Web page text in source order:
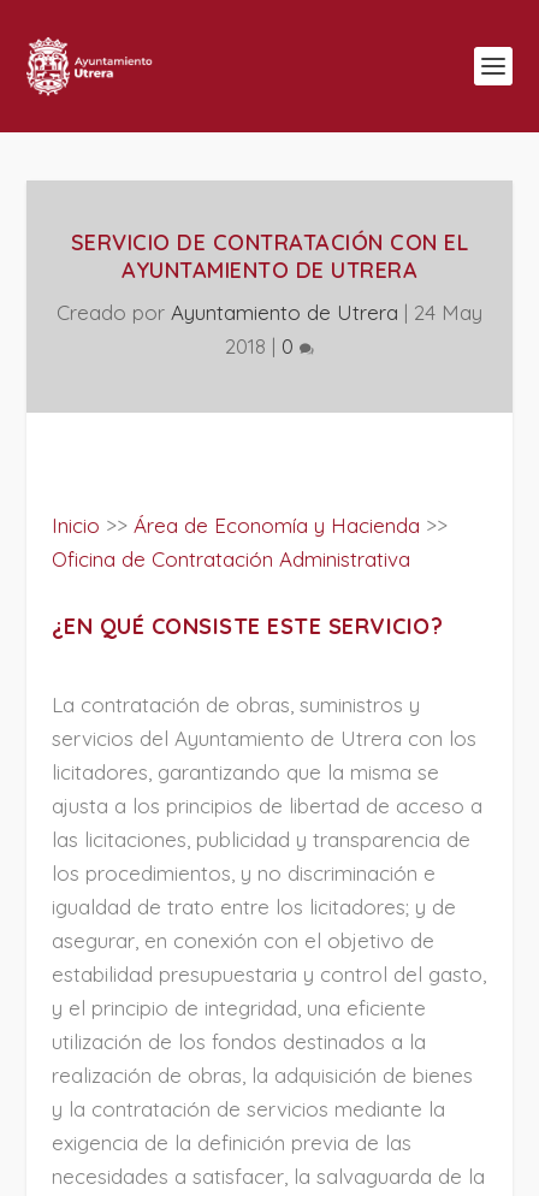
SERVICIO DE CONTRATACIÓN CON EL
AYUNTAMIENTO DE UTRERA
Creado por Ayuntamiento de Utrera | 24 May
2018 | 0
Inicio >> Área de Economía y Hacienda >>
Oficina de Contratación Administrativa
¿EN QUÉ CONSISTE ESTE SERVICIO?
La contratación de obras, suministros y
servicios del Ayuntamiento de Utrera con los
licitadores, garantizando que la misma se
ajusta a los principios de libertad de acceso a
las licitaciones, publicidad y transparencia de
los procedimientos, y no discriminación e
igualdad de trato entre los licitadores; y de
asegurar, en conexión con el objetivo de
estabilidad presupuestaria y control del gasto,
y el principio de integridad, una eficiente
utilización de los fondos destinados a la
realización de obras, la adquisición de bienes
y la contratación de servicios mediante la
exigencia de la definición previa de las
necesidades a satisfacer, la salvaguarda de la